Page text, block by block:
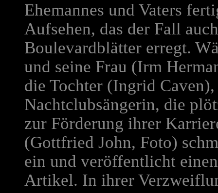
Ehemannes und Vaters
Aufsehen, das der Fall
Boulevardblätter erregt.
und seine Frau (Irm
die Tochter (Ingrid
Nachtclubsängerin, die
zur Förderung ihrer
(Gottfried John, Foto)
ein und veröffentlicht
Artikel. In ihrer